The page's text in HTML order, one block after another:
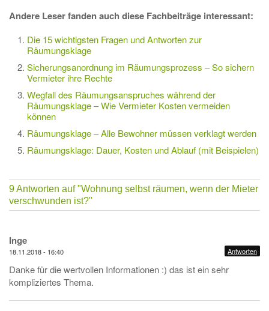
Andere Leser fanden auch diese Fachbeiträge interessant:
Die 15 wichtigsten Fragen und Antworten zur
Räumungsklage
Sicherungsanordnung im Räumungsprozess – So sichern
Vermieter ihre Rechte
Wegfall des Räumungsanspruches während der
Räumungsklage – Wie Vermieter Kosten vermeiden
können
Räumungsklage – Alle Bewohner müssen verklagt werden
Räumungsklage: Dauer, Kosten und Ablauf (mit Beispielen)
9 Antworten auf"Wohnung selbst räumen, wenn der Mieter
verschwunden ist?"
Inge
18.11.2018 - 16:40 Antworten
Danke für die wertvollen Informationen :) das ist ein sehr
kompliziertes Thema.